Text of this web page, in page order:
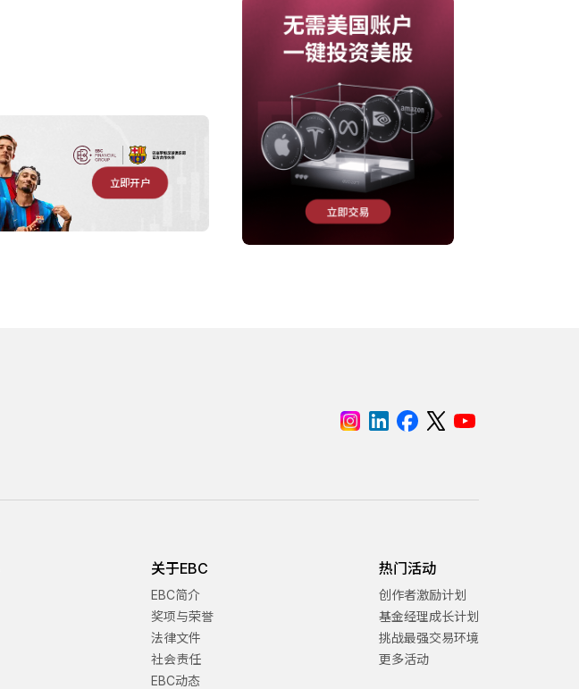
立即开户
关于EBC
EBC简介
奖项与荣誉
法律文件
社会责任
EBC动态
热门活动
创作者激励计划
基金经理成长计划
挑战最强交易环境
更多活动